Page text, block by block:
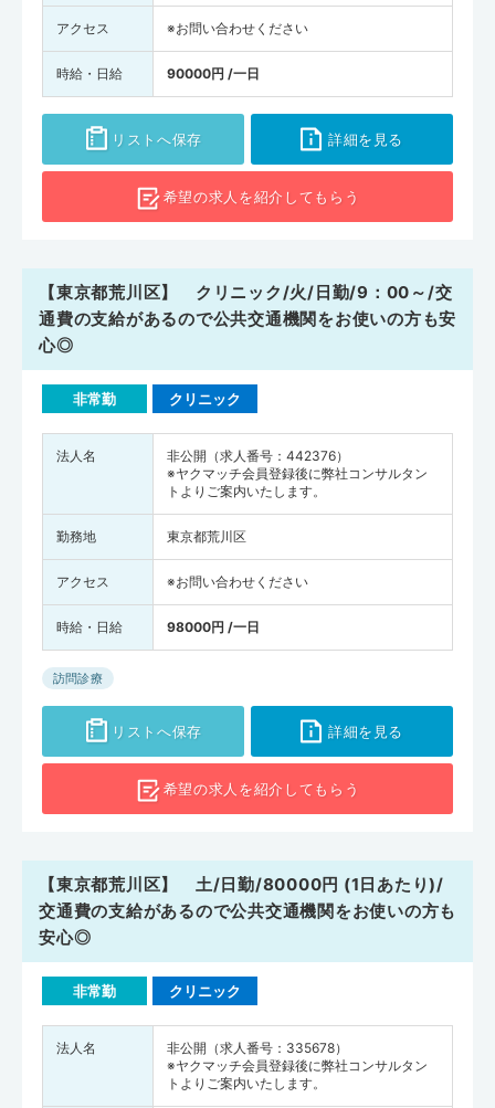
アクセス ※お問い合わせください
時給・日給 90000円 /一日
リストへ保存 詳細を見る
希望の求人を紹介してもらう
【東京都荒川区】 クリニック/火/日勤/9：00～/交
通費の支給があるので公共交通機関をお使いの方も安
心◎
非常勤 クリニック
法人名
非公開（求人番号：442376）
※ヤクマッチ会員登録後に弊社コンサルタン
トよりご案内いたします。
勤務地 東京都荒川区
アクセス ※お問い合わせください
時給・日給 98000円 /一日
訪問診療
リストへ保存 詳細を見る
希望の求人を紹介してもらう
【東京都荒川区】 土/日勤/80000円 (1日あたり)/
交通費の支給があるので公共交通機関をお使いの方も
安心◎
非常勤 クリニック
法人名
非公開（求人番号：335678）
※ヤクマッチ会員登録後に弊社コンサルタン
トよりご案内いたします。